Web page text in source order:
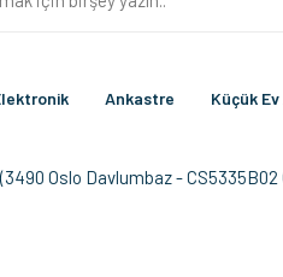
Ankastre Küçük